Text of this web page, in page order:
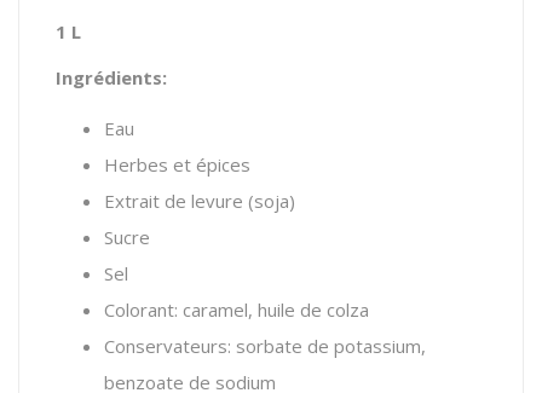
1 L
Ingrédients:
Eau
Herbes et épices
Extrait de levure (soja)
Sucre
Sel
Colorant: caramel, huile de colza
Conservateurs: sorbate de potassium,
benzoate de sodium